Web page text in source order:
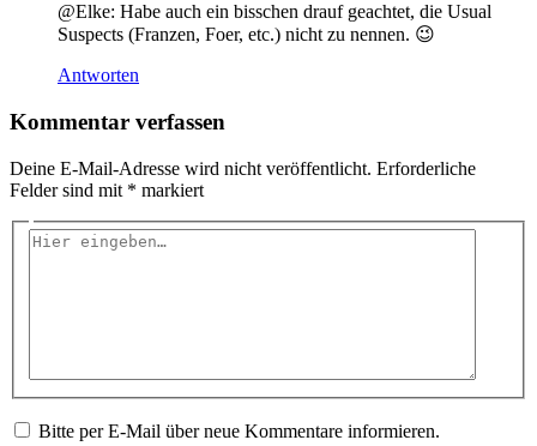
@Elke: Habe auch ein bisschen drauf geachtet, die Usual
Suspects (Franzen, Foer, etc.) nicht zu nennen. 😉
Antworten
Kommentar verfassen
Deine E-Mail-Adresse wird nicht veröffentlicht. Erforderliche
Felder sind mit * markiert
Hier
Bitte per E-Mail über neue Kommentare informieren.